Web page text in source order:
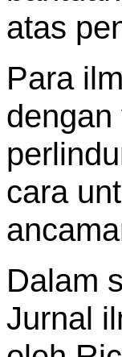
atas
Para
cara
Dalam
Jurnal